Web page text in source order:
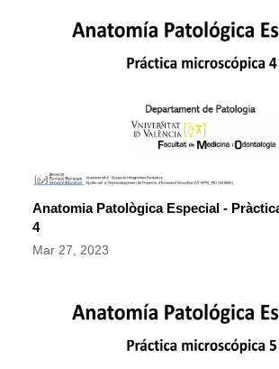
Anatomia Patològica Especial -
4
Mar 27, 2023